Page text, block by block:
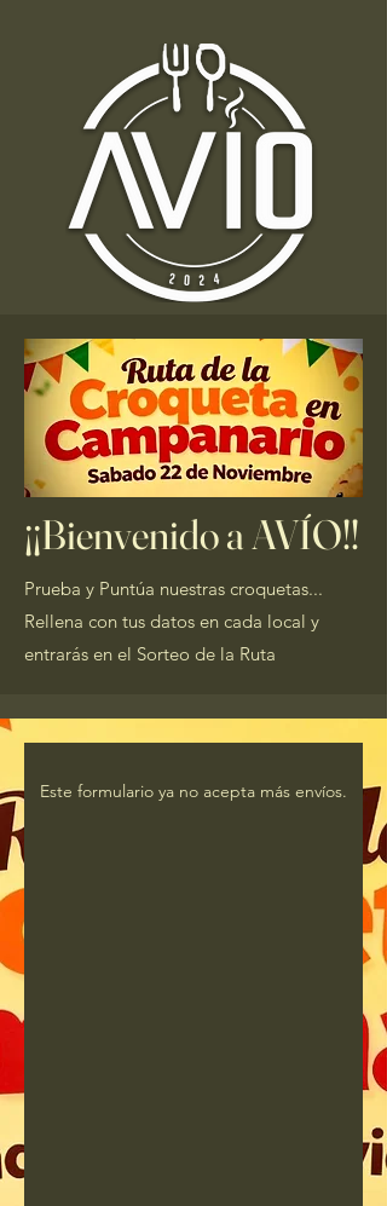
¡¡Bienvenido a AVÍO!!
Prueba y Puntúa nuestras croquetas...
Rellena con tus datos en cada local y
entrarás en el Sorteo de la Ruta
Este formulario ya no acepta más envíos.